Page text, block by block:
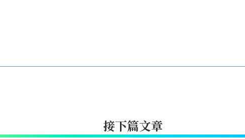
接下篇文章